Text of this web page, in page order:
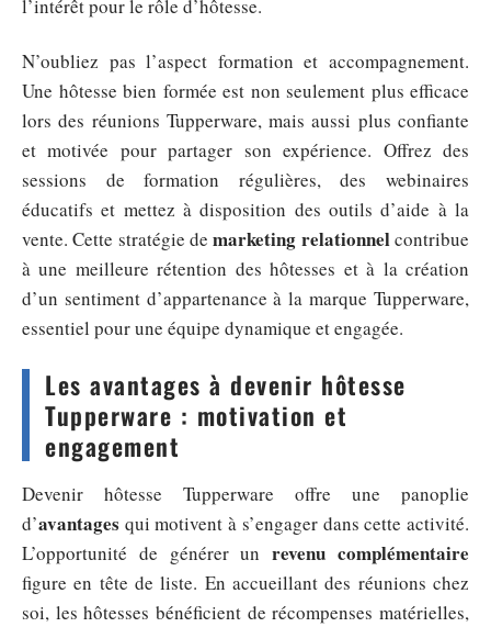
l’intérêt pour le rôle d’hôtesse.
N’oubliez pas l’aspect formation et accompagnement.
Une hôtesse bien formée est non seulement plus efficace
lors des réunions Tupperware, mais aussi plus confiante
et motivée pour partager son expérience. Offrez des
sessions de formation régulières, des webinaires
éducatifs et mettez à disposition des outils d’aide à la
vente. Cette stratégie demarketing relationnelcontribue
à une meilleure rétention des hôtesses et à la création
d’un sentiment d’appartenance à la marque Tupperware,
essentiel pour une équipe dynamique et engagée.
Les avantages à devenir hôtesse
Tupperware : motivation et
engagement
Devenir hôtesse Tupperware offre une panoplie
d’avantages qui motivent à s’engager dans cette activité.
L’opportunité de générer unrevenu complémentaire
figure en tête de liste. En accueillant des réunions chez
soi, les hôtesses bénéficient de récompenses matérielles,